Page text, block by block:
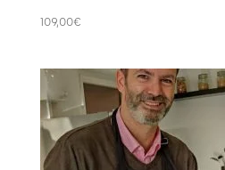
109,00€